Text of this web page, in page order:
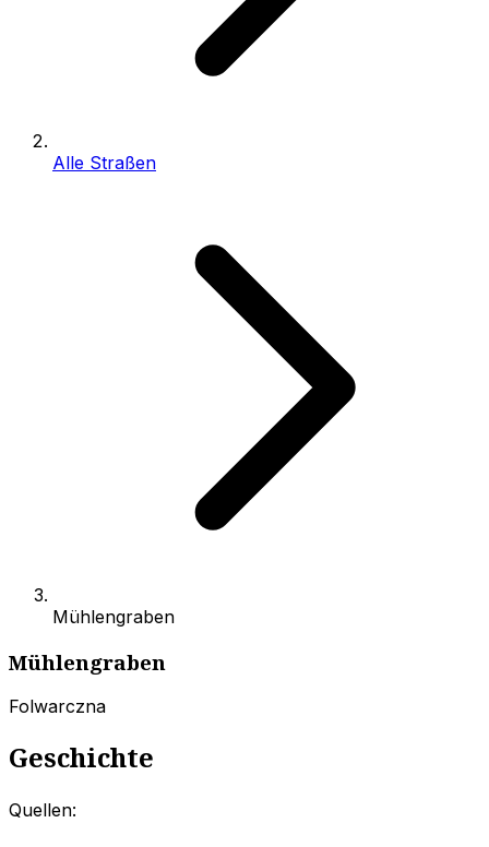
Alle Straßen
Mühlengraben
Mühlengraben
Folwarczna
Geschichte
Quellen: